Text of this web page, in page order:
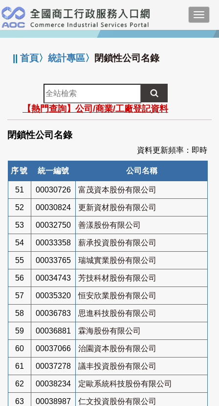
跳
到
主
要
:::
||首頁〉統計專區〉 閉鎖性公司名錄
全
站
檢
索
【熱門查詢】公司/商業/工廠登記資料
閉鎖性公司名錄
資料更新頻率：即時
序號 統一編號 公司名稱
51 00030726 富茂資本股份有限公司
52 00030824 更新資材股份有限公司
53 00032750 善漾股份有限公司
54 00033358 薪承投資股份有限公司
55 00033765 瑞城實業股份有限公司
56 00034743 芳技科材股份有限公司
57 00035320 恒安欣業股份有限公司
58 00036783 思進科技股份有限公司
59 00036881 霖海股份有限公司
60 00037066 治園資本股份有限公司
61 00037278 議丰投資股份有限公司
62 00038234 定歐系統科技股份有限公司
63 00038987 仁文投資股份有限公司